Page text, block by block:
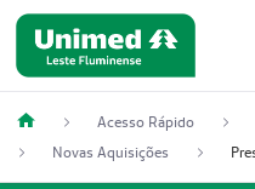
Acesso Rápido
Novas Aquisições